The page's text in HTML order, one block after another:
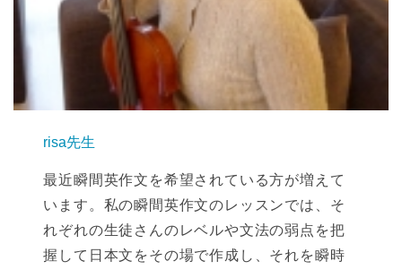
risa先生
最近瞬間英作文を希望されている方が増えて
います。私の瞬間英作文のレッスンでは、そ
れぞれの生徒さんのレベルや文法の弱点を把
握して日本文をその場で作成し、それを瞬時